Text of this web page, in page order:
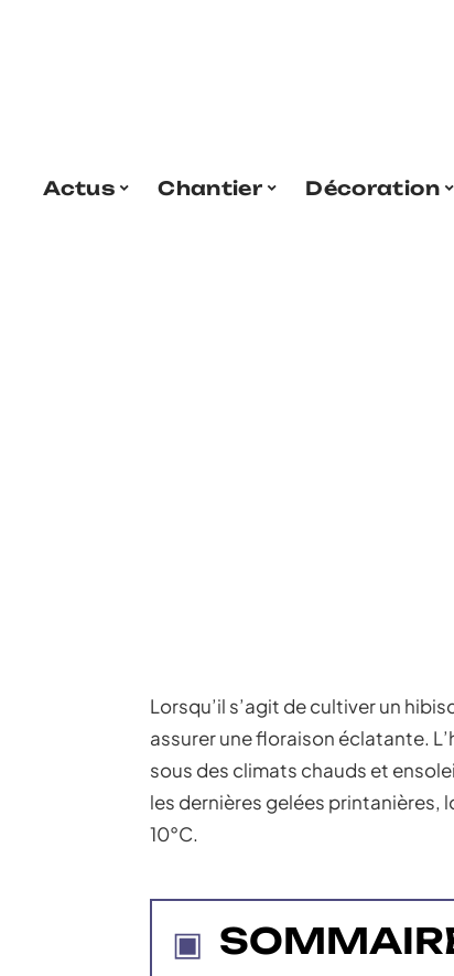
Actus Chantier Décoration
Lorsqu’il s’agit de cultiver un
assurer une floraison éclatante.
sous des climats chauds et
les dernières gelées
10°C.